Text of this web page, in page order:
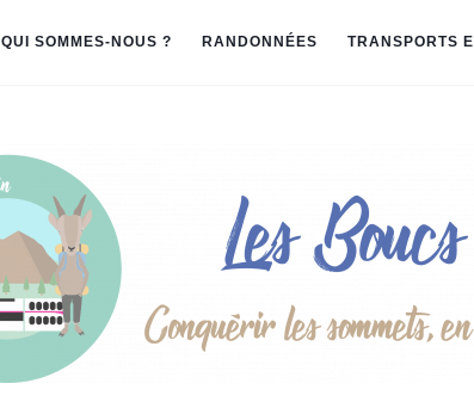
QUI SOMMES-NOUS ? RANDONNÉES TRANSPORTS